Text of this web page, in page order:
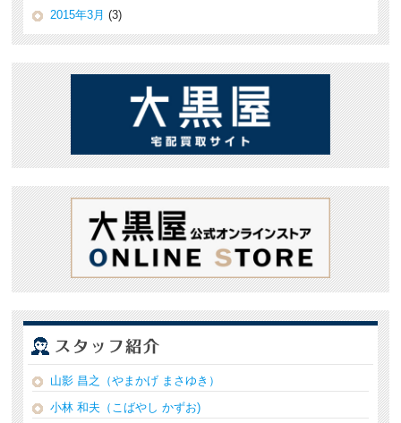
2015年3月 (3)
山影 昌之（やまかげ まさゆき）
小林 和夫（こばやし かずお)